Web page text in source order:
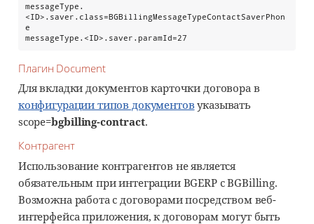
messageType.
<ID>.saver.class=BGBillingMessageTypeContactSaverPhon
e
messageType.<ID>.saver.paramId=27
Плагин Document
Для вкладки документов карточки договора в
конфигурации типов документов указывать
scope=bgbilling-contract.
Контрагент
Использование контрагентов не является
обязательным при интеграции BGERP с BGBilling.
Возможна работа с договорами посредством веб-
интерфейса приложения, к договорам могут быть